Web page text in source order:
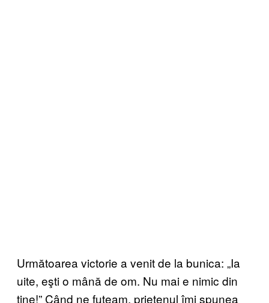
Următoarea victorie a venit de la bunica: „Ia
uite, eşti o mână de om. Nu mai e nimic din
tine!” Când ne futeam, prietenul îmi spunea